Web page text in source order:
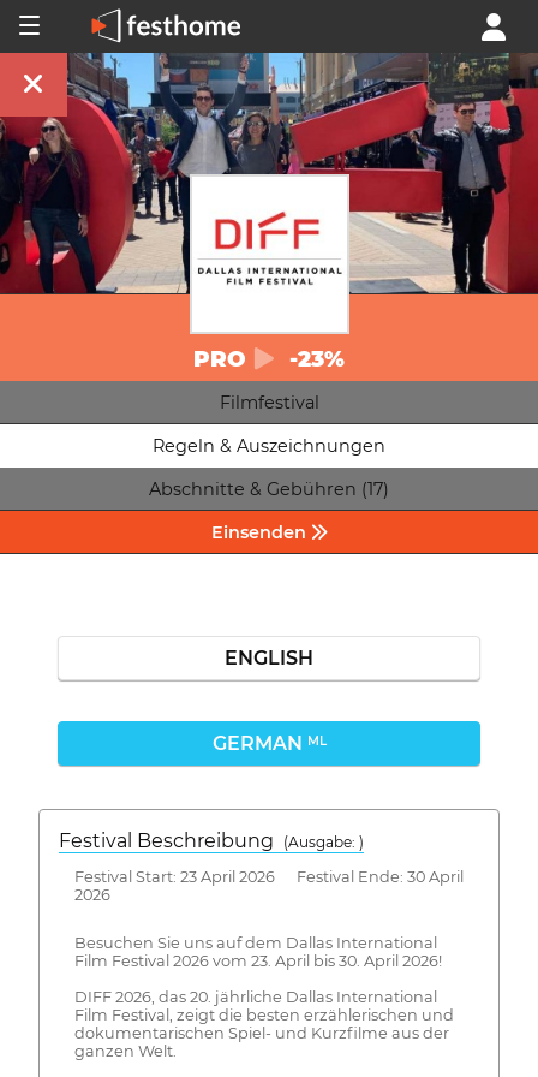
PRO -23%
Filmfestival
Regeln & Auszeichnungen
Abschnitte & Gebühren (17)
Einsenden
ENGLISH
GERMAN ML
Festival Beschreibung
(Ausgabe: )
Festival Start: 23 April 2026 Festival Ende: 30 April
2026
Besuchen Sie uns auf dem Dallas International
Film Festival 2026 vom 23. April bis 30. April 2026!
DIFF 2026, das 20. jährliche Dallas International
Film Festival, zeigt die besten erzählerischen und
dokumentarischen Spiel- und Kurzfilme aus der
ganzen Welt.